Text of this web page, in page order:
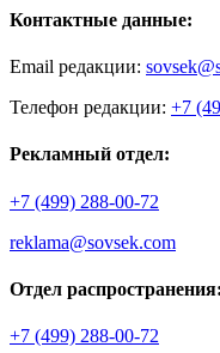
Контактные данные:
Email редакции:
Телефон редакции: +7
Рекламный отдел:
+7 (499) 288-00-72
reklama@sovsek.com
Отдел распространения:
+7 (499) 288-00-72